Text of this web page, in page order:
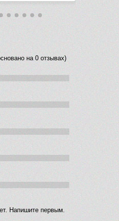
на 0 отзывах)
Напишите первым.